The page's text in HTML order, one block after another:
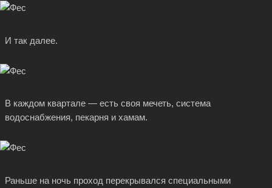
И так далее.
В каждом квартале — есть своя мечеть, система
водоснабжения, пекарня и хамам.
Раньше на ночь проход перекрывался специальными